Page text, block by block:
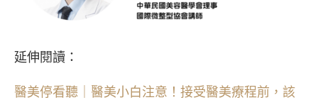
延伸閱讀：
醫美停看聽｜醫美小白注意！接受醫美療程前，該